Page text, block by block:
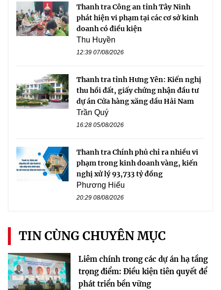
Thanh tra Công an tỉnh Tây Ninh
phát hiện vi phạm tại các cơ sở kinh
doanh có điều kiện
Thu Huyền
12:39 07/08/2026
Thanh tra tỉnh Hưng Yên: Kiến nghị
thu hồi đất, giấy chứng nhận đầu tư
dự án Cửa hàng xăng dầu Hải Nam
Trần Quý
16:28 05/08/2026
Thanh tra Chính phủ chỉ ra nhiều vi
phạm trong kinh doanh vàng, kiến
nghị xử lý 93,733 tỷ đồng
Phương Hiếu
20:29 08/08/2026
TIN CÙNG CHUYÊN MỤC
Liêm chính trong các dự án hạ tầng
trọng điểm: Điều kiện tiên quyết để
phát triển bền vững